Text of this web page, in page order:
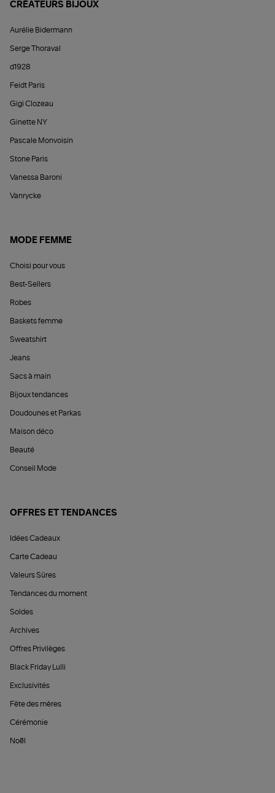
CRÉATEURS BIJOUX
Aurélie Bidermann
Serge Thoraval
d1928
Feidt Paris
Gigi Clozeau
Ginette NY
Pascale Monvoisin
Stone Paris
Vanessa Baroni
Vanrycke
MODE FEMME
Choisi pour vous
Best-Sellers
Robes
Baskets femme
Sweatshirt
Jeans
Sacs à main
Bijoux tendances
Doudounes et Parkas
Maison déco
Beauté
Conseil Mode
OFFRES ET TENDANCES
Idées Cadeaux
Carte Cadeau
Valeurs Sûres
Tendances du moment
Soldes
Archives
Offres Privilèges
Black Friday Lulli
Exclusivités
Fête des mères
Cérémonie
Noël